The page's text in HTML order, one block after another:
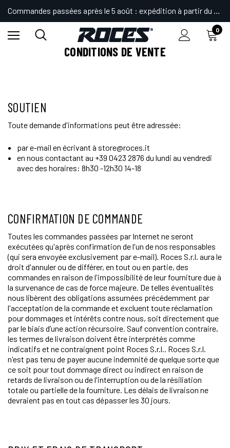
Commandes passées après le 5 août : expédition à partir du 24.
0
Home
CONDITIONS DE VENTE
SOUTIEN
Toute demande d'informations peut être adressée:
par e-mail en écrivant à store@roces.it
en nous contactant au +39 0423 2876 du lundi au vendredi
avec des horaires: 8h30 -12h30 14-18
CONFIRMATION DE COMMANDE
Toutes les commandes passées par Internet ne seront
exécutées qu'après confirmation de l'un de nos responsables
(qui sera envoyée exclusivement par e-mail). Roces S.r.l. aura le
droit d'annuler ou de différer, en tout ou en partie, des
commandes en raison de l'impossibilité de leur fourniture due à
la survenance de cas de force majeure. De telles éventualités
nous libèrent des obligations assumées précédemment par
l'acceptation de la commande et excluent toute réclamation
pour dommages et intérêts contre nous, soit directement que
par le biais d’une action récursoire. Sauf convention contraire,
les termes de livraison doivent être interprétés comme
indicatifs et ne contraignent point Roces S.r.l.. Roces S.r.l.
n'est pas tenu de payer aucune indemnité de quelque sorte que
ce soit pour tout dommage direct ou indirect en raison de
retards de livraison ou de l'interruption ou de la résiliation
totale ou partielle de la fourniture. Les délais de livraison ne
devraient pas en tout cas dépasser les 30 jours.